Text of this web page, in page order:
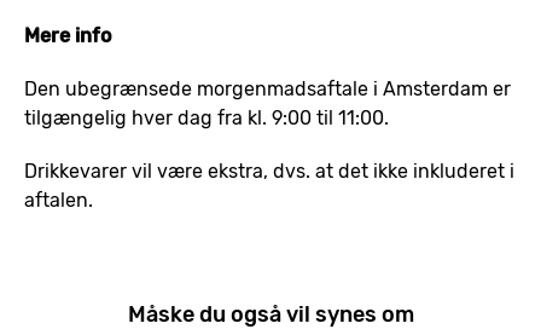
Mere info
Den ubegrænsede morgenmadsaftale i Amsterdam er
tilgængelig hver dag fra kl. 9:00 til 11:00.
Drikkevarer vil være ekstra, dvs. at det ikke inkluderet i
aftalen.
Måske du også vil synes om